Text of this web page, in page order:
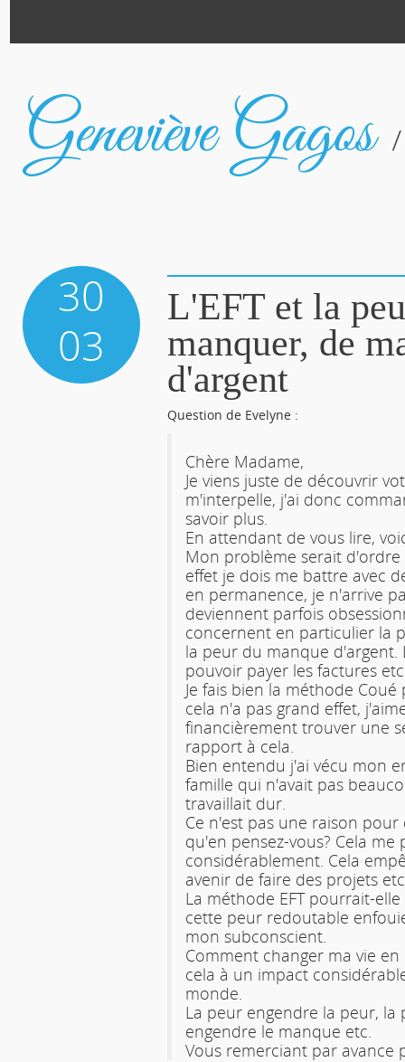
30
03
L'EFT et la
manquer, de
d'argent
Question de Evelyne :
Chère Madame,
Je viens juste de découvrir
m'interpelle, j'ai donc
savoir plus.
En attendant de vous lire,
Mon problème serait d'ordre
effet je dois me battre avec
en permanence, je n'arrive
deviennent parfois
concernent en particulier la
la peur du manque d'argent.
pouvoir payer les factures
Je fais bien la méthode
cela n'a pas grand effet,
financièrement trouver une
rapport à cela.
Bien entendu j'ai vécu mon
famille qui n'avait pas
travaillait dur.
Ce n'est pas une raison pour
qu'en pensez-vous? Cela me
considérablement. Cela
avenir de faire des projets
La méthode EFT pourrait-
cette peur redoutable
mon subconscient.
Comment changer ma vie
cela à un impact
monde.
La peur engendre la peur,
engendre le manque etc.
Vous remerciant par avance